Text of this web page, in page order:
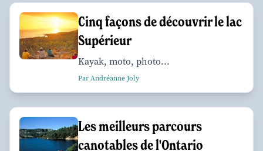
Cinq façons de découvrir le lac
Supérieur
Kayak, moto, photo...
Par Andréanne Joly
Les meilleurs parcours
canotables de l'Ontario